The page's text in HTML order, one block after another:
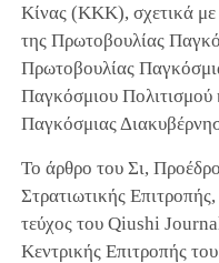
Κίνας (ΚΚΚ), σχετικά
της Πρωτοβουλίας
Πρωτοβουλίας
Παγκόσμιου Πολιτισμού
Παγκόσμιας
Το άρθρο του Σι,
Στρατιωτικής
τεύχος του Qiushi
Κεντρικής Επιτροπής